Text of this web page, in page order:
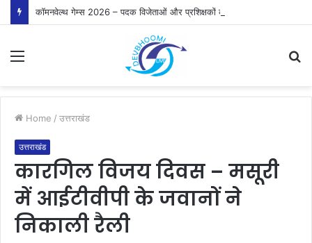
Menu
Home / उत्तराखंड
उत्तराखंड
कारगिल विजय दिवस – मसूरी
में आईटीवीपी के जवानों ने
निकाली रैली